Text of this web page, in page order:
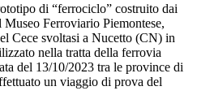
di “ferrociclo” costruito dai
Ferroviario Piemontese,
Cece svoltasi a Nucetto (CN) in
nella tratta della ferrovia
del 13/10/2023 tra le province di
un viaggio di prova del